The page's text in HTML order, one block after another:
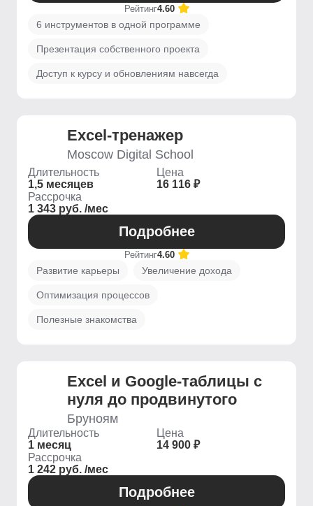
Рейтинг4.60
6 инструментов в одной программе
Презентация собственного проекта
Доступ к курсу и обновлениям навсегда
Excel-тренажер
Moscow Digital School
Длительность
1,5 месяцев
Цена
16 116 ₽
Рассрочка
1 343 руб. /мес
Подробнее
Рейтинг4.60
Развитие карьеры Увеличение дохода
Оптимизация процессов
Полезные знакомства
Excel и Google-таблицы с
нуля до продвинутого
Бруноям
Длительность
1 месяц
Цена
14 900 ₽
Рассрочка
1 242 руб. /мес
Подробнее